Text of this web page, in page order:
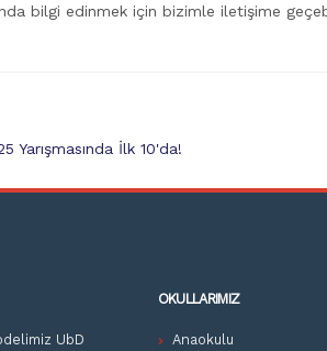
bilgi edinmek için bizimle iletişime
İlk 10'da!
UbD
OKULLARIMIZ
Anaokulu